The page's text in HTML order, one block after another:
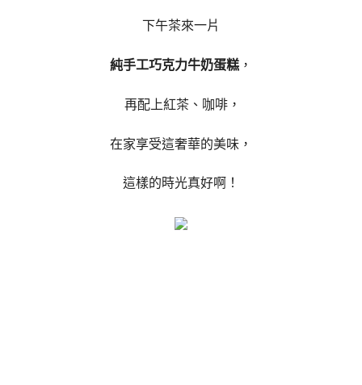
下午茶來一片
純手工巧克力牛奶蛋糕 ，
再配上紅茶、咖啡，
在家享受這奢華的美味，
這樣的時光真好啊！